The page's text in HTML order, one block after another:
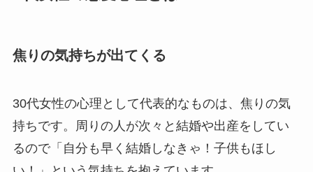
焦りの気持ちが出てくる
30代女性の心理として代表的なものは、焦りの気
持ちです。周りの人が次々と結婚や出産をしてい
るので「自分も早く結婚しなきゃ！子供もほし